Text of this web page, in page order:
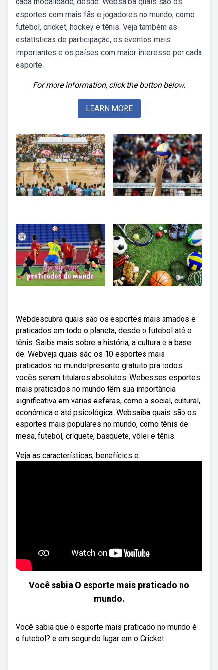
esportes com mais fãs e jogadores no mundo, como
futebol, cricket, hockey e tênis. Veja também as
estatísticas de participação, os eventos mais
importantes e os países com maior interesse por cada
esporte.
For more information, click the button below.
LEARN MORE
Webdescubra quais são os esportes mais amados e
praticados em todo o planeta, desde o futebol até o
tênis. Saiba mais sobre a história, a cultura e a base
de. Webveja quais são os 10 esportes mais
praticados no mundo!presente gratuito pra todos
vocês serem titulares absolutos: Webesses esportes
mais praticados no mundo têm sua importância
significativa em várias esferas, como a social, cultural,
econômica e até psicológica. Websaiba quais são os
esportes mais populares no mundo, como tênis de
mesa, futebol, críquete, basquete, vôlei e tênis.
Veja as características, benefícios e.
Você sabia O esporte mais praticado no
mundo.
Você sabia que o esporte mais praticado no mundo é
o futebol? e em segundo lugar em o Cricket.